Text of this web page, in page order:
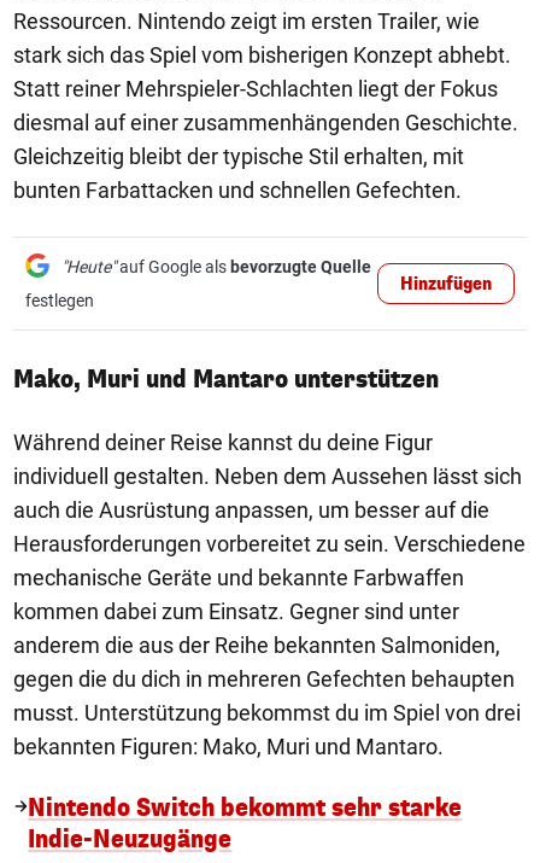
Ressourcen. Nintendo zeigt im ersten Trailer, wie
stark sich das Spiel vom bisherigen Konzept abhebt.
Statt reiner Mehrspieler-Schlachten liegt der Fokus
diesmal auf einer zusammenhängenden Geschichte.
Gleichzeitig bleibt der typische Stil erhalten, mit
bunten Farbattacken und schnellen Gefechten.
"Heute"auf Google als bevorzugte Quelle
festlegen
Hinzufügen
Mako, Muri und Mantaro unterstützen
Während deiner Reise kannst du deine Figur
individuell gestalten. Neben dem Aussehen lässt sich
auch die Ausrüstung anpassen, um besser auf die
Herausforderungen vorbereitet zu sein. Verschiedene
mechanische Geräte und bekannte Farbwaffen
kommen dabei zum Einsatz. Gegner sind unter
anderem die aus der Reihe bekannten Salmoniden,
gegen die du dich in mehreren Gefechten behaupten
musst. Unterstützung bekommst du im Spiel von drei
bekannten Figuren: Mako, Muri und Mantaro.
Nintendo Switch bekommt sehr starke
Indie-Neuzugänge
1/10